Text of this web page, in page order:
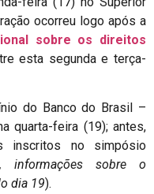
ocorreu logo após a
sobre os direitos
esta segunda e terça-
do Banco do Brasil –
quarta-feira (19); antes,
inscritos no simpósio
sobre o
dia 19).